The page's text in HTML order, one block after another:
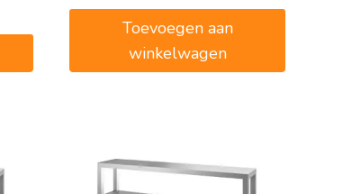
€341,00.
Toevoegen aan
winkelwagen